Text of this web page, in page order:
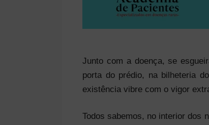
Junto com a doença, se
porta do prédio, na bilheteria
existência vibre com o vigor
Todos sabemos, no interior dos